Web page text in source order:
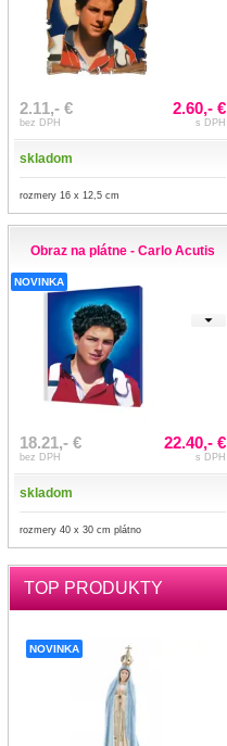
2.11,- €
bez DPH
2.60,- €
s DPH
skladom
rozmery 16 x 12,5 cm
Obraz na plátne - Carlo Acutis
NOVINKA
18.21,- €
bez DPH
22.40,- €
s DPH
skladom
rozmery 40 x 30 cm plátno
TOP PRODUKTY
NOVINKA